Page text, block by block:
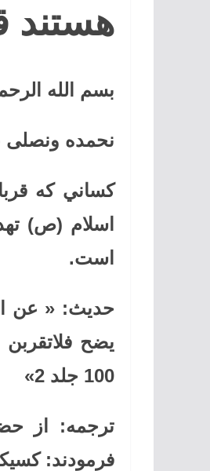
هستند
بسم الله
نحمده ونصلی
كساني كه
اسلام (ص)
است.
حديث: « عن
يضح فلاتقربن
100 جلد 2
»
ترجمه:
از
فرمودند: